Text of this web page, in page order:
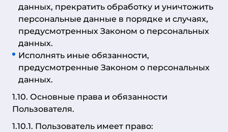
данных, прекратить обработку и уничтожить
персональные данные в порядке и случаях,
предусмотренных Законом о персональных
данных.
Исполнять иные обязанности,
предусмотренные Законом о персональных
данных.
1.10. Основные права и обязанности
Пользователя.
1.10.1. Пользователь имеет право: